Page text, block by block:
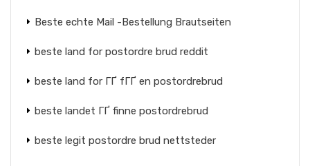
Beste echte Mail -Bestellung Brautseiten
beste land for postordre brud reddit
beste land for ГҐ fГҐ en postordrebrud
beste landet ГҐ finne postordrebrud
beste legit postordre brud nettsteder